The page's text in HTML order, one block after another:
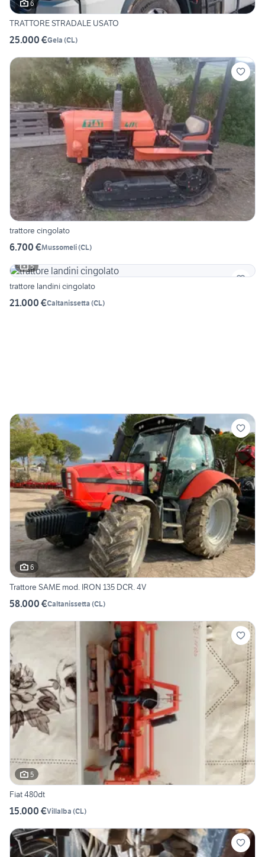
6
TRATTORE STRADALE USATO
25.000 €Gela (CL)
trattore cingolato
6.700 €Mussomeli(CL)
5
trattore landini cingolato
21.000 €Caltanissetta (CL)
6
Trattore SAME mod. IRON 135 DCR. 4V
58.000 €Caltanissetta (CL)
5
Fiat 480dt
15.000 €Villalba (CL)